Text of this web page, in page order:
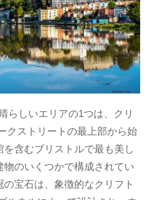
らしいエリアの1つは、クリ
クストリートの最上部から始
を含むブリストルで最も美し
のいくつかで構成されてい
宝石は、象徴的なクリフト